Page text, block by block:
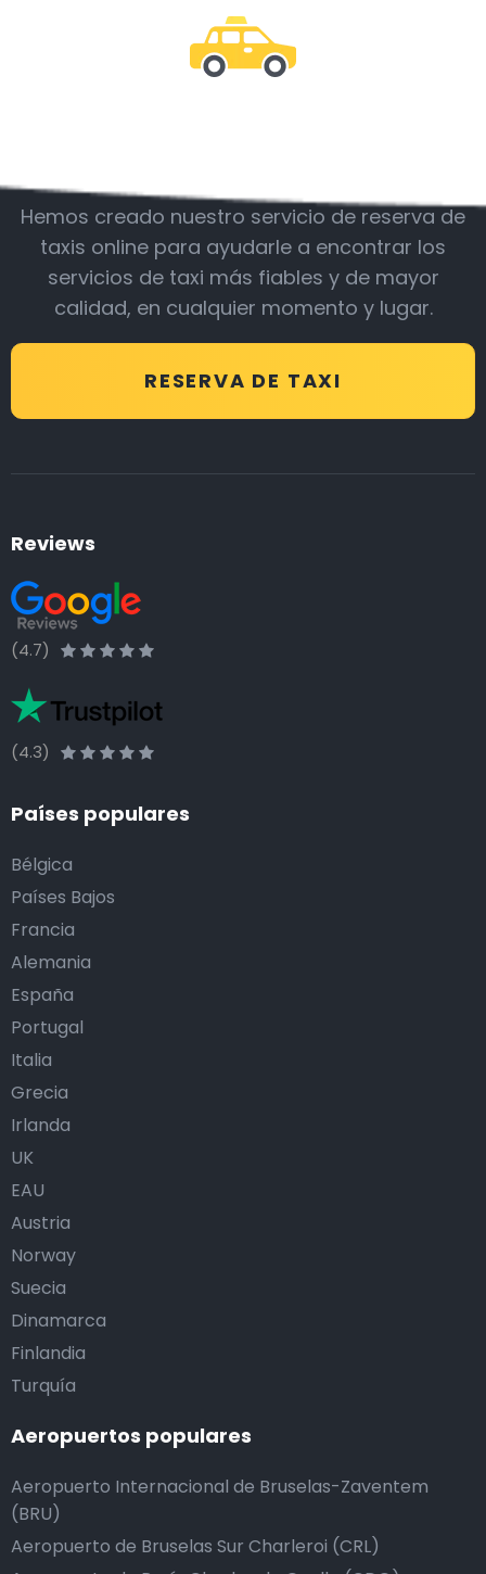
Hemos creado nuestro servicio de reserva de
taxis online para ayudarle a encontrar los
servicios de taxi más fiables y de mayor
calidad, en cualquier momento y lugar.
RESERVA DE TAXI
Reviews
(4.7)
(4.3)
Países populares
Bélgica
Países Bajos
Francia
Alemania
España
Portugal
Italia
Grecia
Irlanda
UK
EAU
Austria
Norway
Suecia
Dinamarca
Finlandia
Turquía
Aeropuertos populares
Aeropuerto Internacional de Bruselas-Zaventem
(BRU)
Aeropuerto de Bruselas Sur Charleroi (CRL)